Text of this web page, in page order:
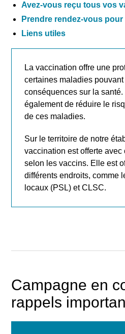
Avez-vous reçu tous vos
Prendre rendez-vous
Liens utiles
La vaccination offre une
certaines maladies
conséquences sur la
également de réduire le
de ces maladies.
Sur le territoire de notre
vaccination est offerte
selon les vaccins. Elle est
différents endroits, comme
locaux (PSL) et CLSC.
Campagne en
rappels